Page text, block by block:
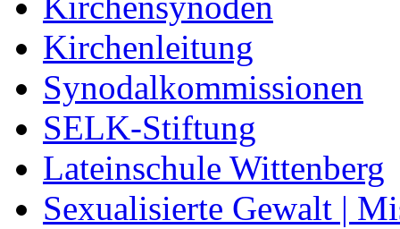
Kirchenleitung
Synodalkommissionen
SELK-Stiftung
Lateinschule Wittenberg
Sexualisierte Gewalt |